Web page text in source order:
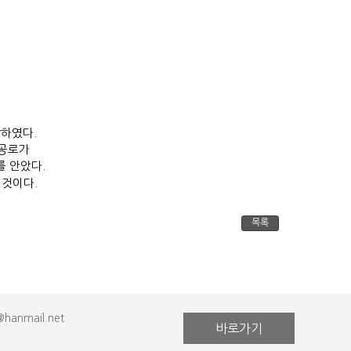
하였다.
로가
안았다.
이다.
목록
바로가기